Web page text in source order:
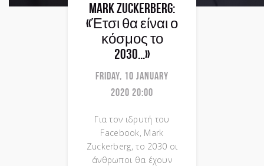
Mark Zuckerberg:
«Έτσι θα είναι ο
κόσμος το
2030...»
Friday, 10 January
2020 20:00
Για τον ιδρυτή του
Facebook, Mark
Zuckerberg, το 2030 οι
άνθρωποι θα έχουν